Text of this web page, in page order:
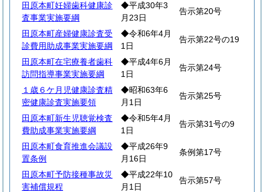
田原本町妊婦歯科健康診
査事業実施要綱
◆平成30年3
月23日
告示第20号
田原本町産婦健康診査受
診費用助成事業実施要綱
◆令和6年4月
1日
告示第22号の19
田原本町在宅療養者歯科
訪問指導事業実施要綱
◆平成4年6月
1日
告示第24号
１歳６ケ月児健康診査精
密健康診査実施要領
◆昭和63年6
月1日
告示第25号
田原本町新生児聴覚検査
費助成事業実施要綱
◆令和5年4月
1日
告示第31号の9
田原本町食育推進会議設
置条例
◆平成26年9
月16日
条例第17号
田原本町予防接種事故災
害補償規程
◆平成22年10
月1日
告示第57号